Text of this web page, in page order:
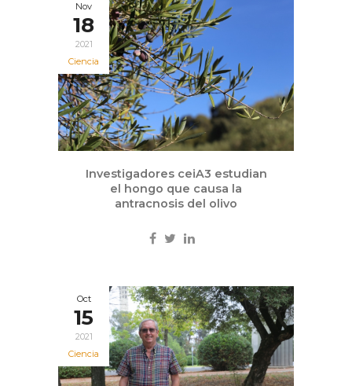
Nov
18
2021
Ciencia
Investigadores ceiA3 estudian
el hongo que causa la
antracnosis del olivo
Oct
15
2021
Ciencia